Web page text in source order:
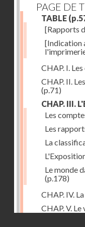
PAGE DE
TABLE
[Rapports
[Indication
CHAP. I.
CHAP. II.
(p.71)
CHAP. III.
Les
Les
La
Le monde
(p.178)
CHAP. IV.
CHAP. V.